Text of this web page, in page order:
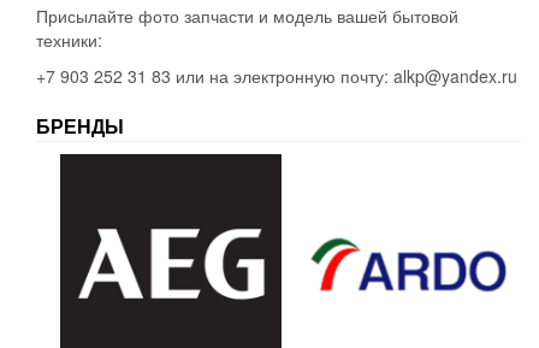
Присылайте фото запчасти и модель вашей бытовой
техники:
+7 903 252 31 83 или на электронную почту: alkp@yandex.ru
БРЕНДЫ